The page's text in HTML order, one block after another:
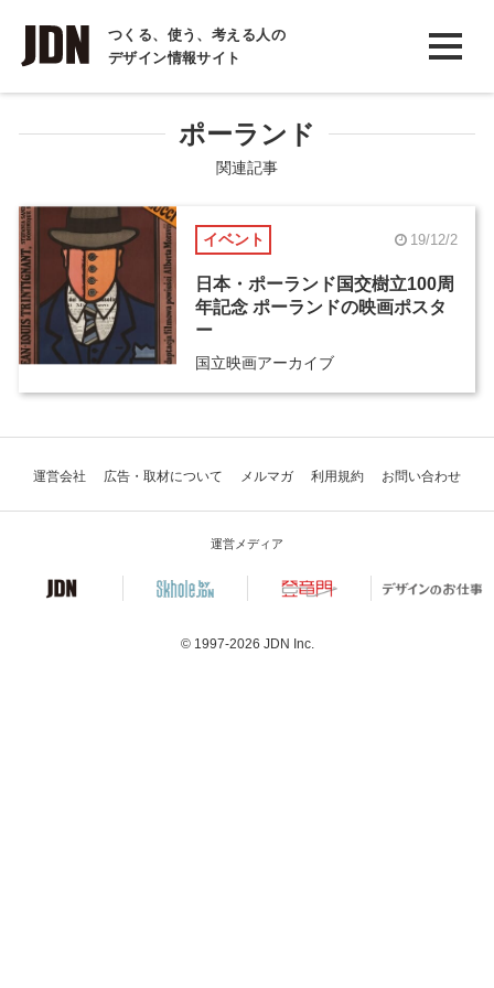
つくる、使う、考える人の
デザイン情報サイト
INTERVIEW
インタビュー
COLUMN
コラム
ポーランド
関連記事
イベント 19/12/2
日本・ポーランド国交樹立100周
年記念 ポーランドの映画ポスタ
ー
国立映画アーカイブ
運営会社 広告・取材について メルマガ 利用規約 お問い合わせ
運営メディア
© 1997-2026 JDN Inc.